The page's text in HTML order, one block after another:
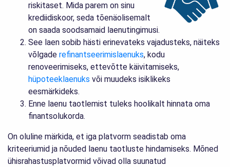
riskitaset. Mida parem on sinu
krediidiskoor, seda tõenäolisemalt
on saada soodsamaid laenutingimusi.
See laen sobib hästi erinevateks vajadusteks, näiteks
võlgade refinantseerimislaenuks, kodu
renoveerimiseks, ettevõtte käivitamiseks,
hüpoteeklaenuks või muudeks isiklikeks
eesmärkideks.
Enne laenu taotlemist tuleks hoolikalt hinnata oma
finantsolukorda.
On oluline märkida, et iga platvorm seadistab oma
kriteeriumid ja nõuded laenu taotluste hindamiseks. Mõned
ühisrahastusplatvormid võivad olla suunatud